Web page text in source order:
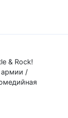
& Rock!
армии /